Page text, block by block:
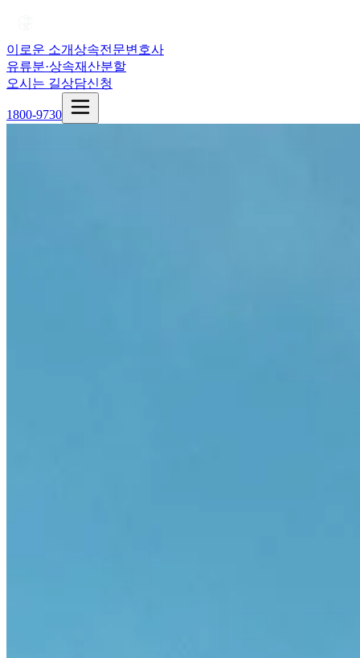
이로운 소개상속전문변호사
유류분·상속재산분할
오시는 길상담신청
1800-9730